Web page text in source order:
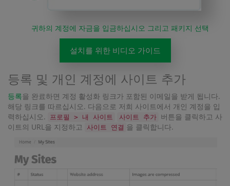
귀하의 계정에 자금을 입금하십시오 그리고 패키지 선택
설치를 위한 비디오 가이드
등록 및 개인 계정에 사이트 추가
등록을 완료하면 계정 활성화 링크가 포함된 이메일을 받게 됩니다.
해당 링크를 따르십시오. 다음으로 저희 사이트에서 개인 계정을 입
력하십시오.
프로필 > 내 사이트 사이트 추가 버튼을 클릭하고 사
이트의 URL을 지정하고
사이트 연결 을 클릭합니다.